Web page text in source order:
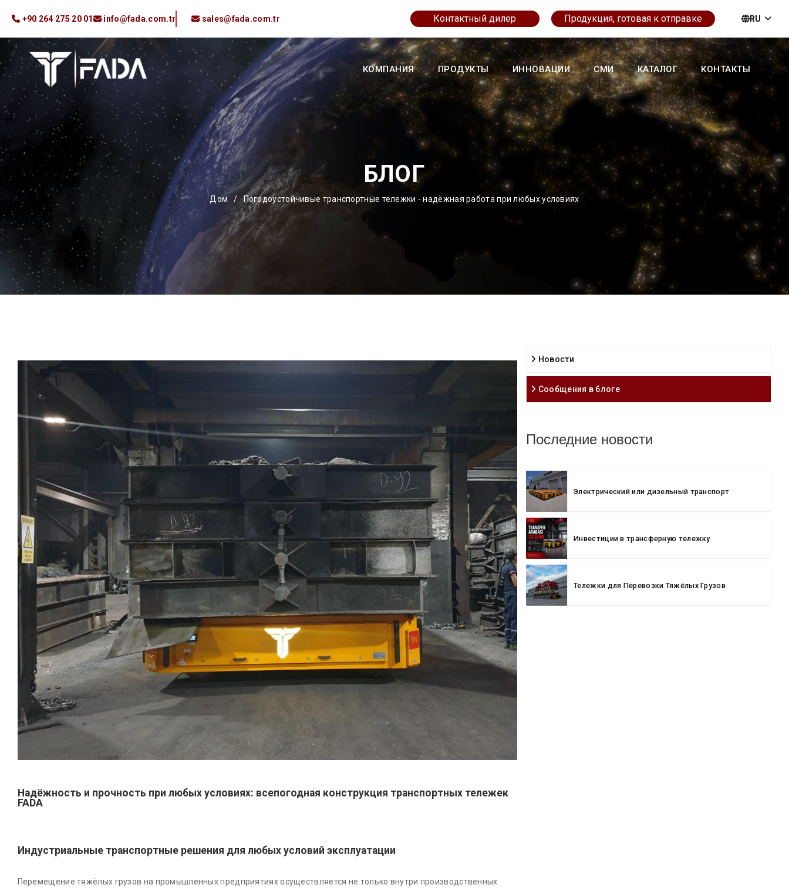
Контактный дилер Продукция, готовая к отправке RU
+90 264 275 20 01 info@fada.com.tr sales@fada.com.tr
КОМПАНИЯ ПРОДУКТЫ ИННОВАЦИИ СМИ КАТАЛОГ КОНТАКТЫ
БЛОГ
Дом / Погодоустойчивые транспортные тележки - надёжная работа при любых условиях
Надёжность и прочность при любых условиях: всепогодная конструкция транспортных тележек
FADA
Индустриальные транспортные решения для любых условий эксплуатации
Перемещение тяжёлых грузов на промышленных предприятиях осуществляется не только внутри производственных
Новости
Сообщения в блоге
Последние новости
Электрический или дизельный транспорт
Инвестиции в трансферную тележку
Тележки для Перевозки Тяжёлых Грузов